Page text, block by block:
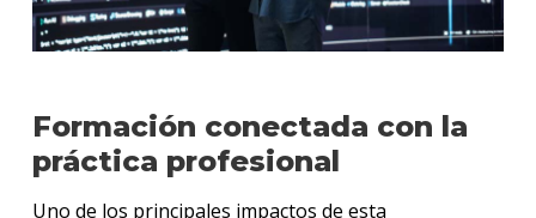
Formación conectada con la
práctica profesional
Uno de los principales impactos de esta